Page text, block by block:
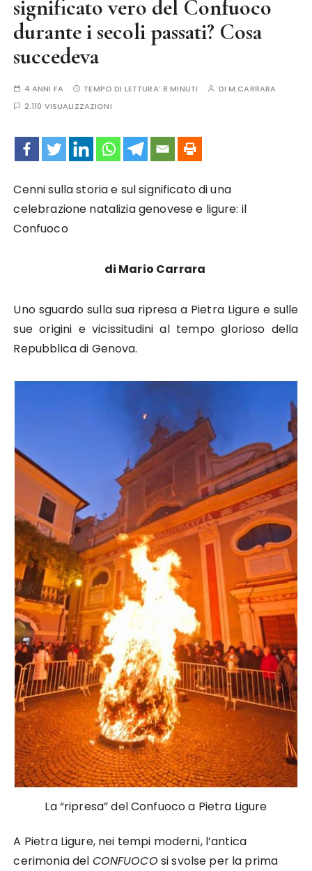
significato vero del Con­fuoco
durante i secoli passati? Cosa
succedeva
4 ANNI FA TEMPO DI LETTURA:8 MINUTI DI M.CARRARA
2.110 VISUALIZZAZIONI
Cenni sulla storia e sul significato di una
celebrazione natalizia genovese e ligure: il
Confuoco
di Mario Carrara
Uno sguardo sulla sua ripresa a Pietra Ligure e sulle
sue origini e vicissitudini al tempo glorioso della
Repubblica di Genova.
La “ripresa” del Confuoco a Pietra Ligure
A Pietra Ligure, nei tempi moderni, l’antica
cerimonia del CONFUOCO si svolse per la prima